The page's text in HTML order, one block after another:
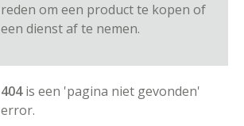
reden om een product te kopen of
een dienst af te nemen.
404is een 'pagina niet gevonden'
error.